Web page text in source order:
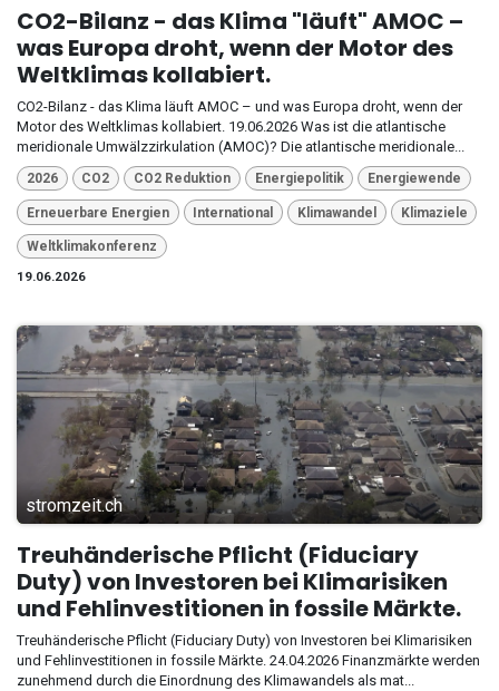
CO2-Bilanz - das Klima "läuft" AMOC –
was Europa droht, wenn der Motor des
Weltklimas kollabiert.
CO2-Bilanz - das Klima läuft AMOC – und was Europa droht, wenn der
Motor des Weltklimas kollabiert. 19.06.2026 Was ist die atlantische
meridionale Umwälzzirkulation (AMOC)? Die atlantische meridionale...
2026 CO2 CO2 Reduktion Energiepolitik Energiewende
Erneuerbare Energien International Klimawandel Klimaziele
Weltklimakonferenz
19.06.2026
stromzeit.ch
Treuhänderische Pflicht (Fiduciary
Duty) von Investoren bei Klimarisiken
und Fehlinvestitionen in fossile Märkte.
Treuhänderische Pflicht (Fiduciary Duty) von Investoren bei Klimarisiken
und Fehlinvestitionen in fossile Märkte. 24.04.2026 Finanzmärkte werden
zunehmend durch die Einordnung des Klimawandels als mat...